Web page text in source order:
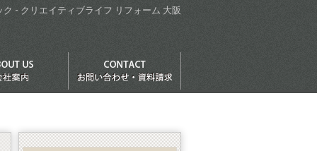
- クリエイティブライフ リフォーム 大阪